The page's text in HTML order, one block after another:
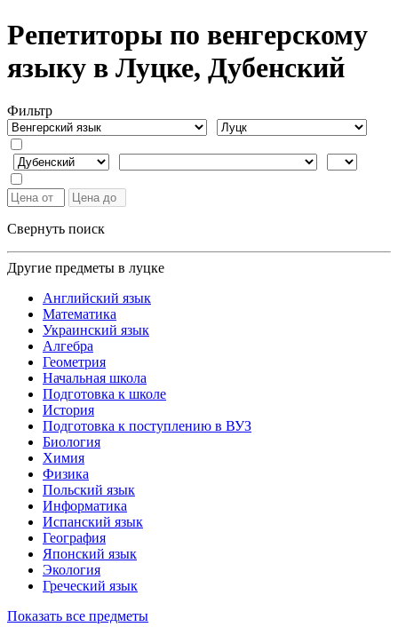
Репетиторы по венгерскому
языку в Луцке, Дубенский
Фильтр
Свернуть поиск
Другие предметы в луцке
Английский язык
Математика
Украинский язык
Алгебра
Геометрия
Начальная школа
Подготовка к школе
История
Подготовка к поступлению в ВУЗ
Биология
Химия
Физика
Польский язык
Информатика
Испанский язык
География
Японский язык
Экология
Греческий язык
Показать все предметы